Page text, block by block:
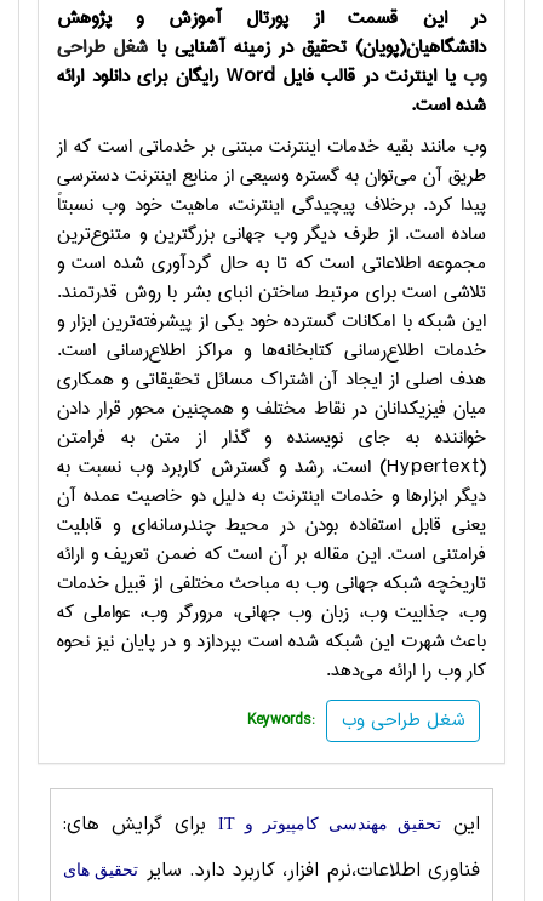
در این قسمت از پورتال آموزش و پژوهش
دانشگاهیان(پویان) تحقیق در زمینه آشنایی با شغل طراحی
وبیا اینترنت در قالب فایل Word رایگان برای دانلود ارائه
شده است.
وب مانند بقيه خدمات اينترنت مبتني بر خدماتي است كه از
طريق آن مي‌توان به گستره وسيعي از منابع اينترنت دسترسي
پيدا كرد. برخلاف پيچيدگي اينترنت، ماهيت خود وب نسبتاً
ساده است. از طرف ديگر وب جهاني بزرگترين و متنوع‌ترين
مجموعه اطلاعاتي است كه تا به حال گردآوري شده است و
تلاشي است براي مرتبط ساختن انباي بشر با روش قدرتمند.
اين شبكه با امكانات گسترده خود يكي از پيشرفته‌ترين ابزار و
خدمات اطلاع‌رساني كتابخانه‌ها و مراكز اطلاع‌رساني است.
هدف اصلي از ايجاد آن اشتراك مسائل تحقيقاتي و همكاري
ميان فيزيكدانان در نقاط مختلف و همچنين محور قرار دادن
خواننده به جاي نويسنده و گذار از متن به فرامتن
(
Hypertext) است. رشد و گسترش كاربرد وب نسبت به
ديگر ابزارها و خدمات اينترنت به دليل دو خاصيت عمده آن
يعني قابل استفاده بودن در محيط چندرسانه‌اي و قابليت
فرامتني است. اين مقاله بر آن است كه ضمن تعريف و ارائه
تاريخچه شبكه جهاني وب به مباحث مختلفي از قبيل خدمات
وب، جذابيت وب، زبان وب جهاني، مرورگر وب، عواملي كه
باعث شهرت اين شبكه شده است بپردازد و در پايان نيز نحوه
كار وب را ارائه مي‌دهد.
Keywords: شغل طراحی وب
این تحقیق مهندسی کامپیوتر و IT
برای گرایش های:
فناوری اطلاعات،نرم افزار، کاربرد دارد. سایر تحقیق های